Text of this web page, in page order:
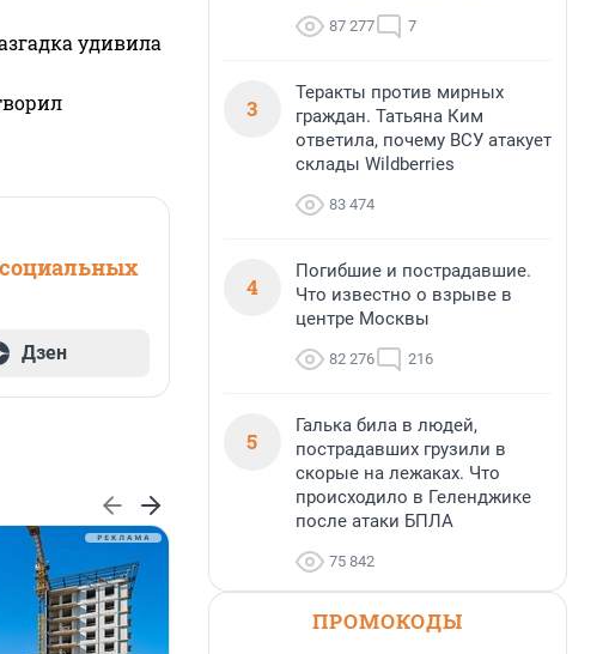
удивила
Дзен
87 277 7
3
Теракты против мирных
граждан. Татьяна Ким
ответила, почему ВСУ атакует
склады Wildberries
83 474
4
Погибшие и пострадавшие.
Что известно о взрыве в
центре Москвы
82 276 216
5
Галька била в людей,
пострадавших грузили в
скорые на лежаках. Что
происходило в Геленджике
после атаки БПЛА
75 842
ПРОМОКОДЫ